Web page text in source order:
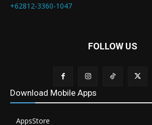
+62812-3360-1047
FOLLOW US
Download Mobile Apps
AppsStore